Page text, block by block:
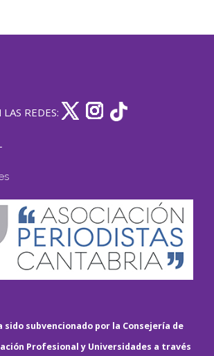
REDES:
sido subvencionado por la Consejería de
Profesional y Universidades a través